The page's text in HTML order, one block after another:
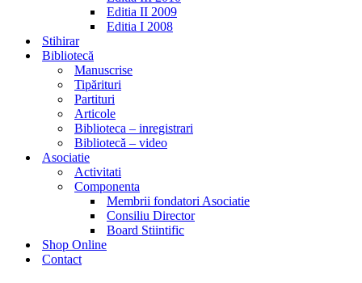
Editia II 2009
Editia I 2008
Stihirar
Bibliotecă
Manuscrise
Tipărituri
Partituri
Articole
Biblioteca – inregistrari
Bibliotecă – video
Asociatie
Activitati
Componenta
Membrii fondatori Asociatie
Consiliu Director
Board Stiintific
Shop Online
Contact